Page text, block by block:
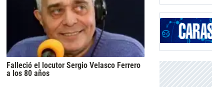
Falleció el locutor Sergio Velasco Ferrero
a los 80 años